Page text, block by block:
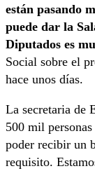
están pasando
puede dar la
Diputados es
Social sobre el
hace unos días.
La secretaria de
500 mil
poder recibir un
requisito.